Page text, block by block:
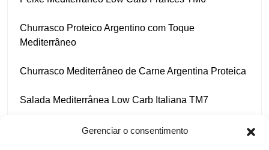
Gerenciar o consentimento
Churrasco Proteico Argentino com Toque
Mediterrâneo
Churrasco Mediterrâneo de Carne Argentina Proteica
Salada Mediterrânea Low Carb Italiana TM7